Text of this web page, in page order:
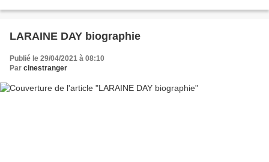
LARAINE DAY biographie
Publié le 29/04/2021 à 08:10
Par cinestranger